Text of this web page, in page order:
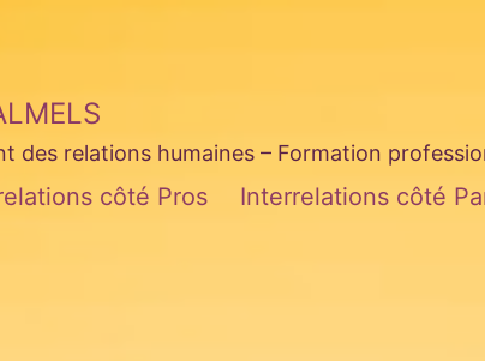
des relations humaines – Formation
côté Pros Interrelations côté